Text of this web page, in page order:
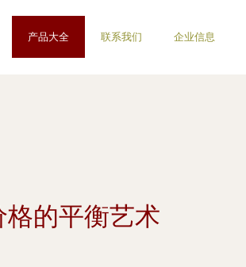
产品大全 联系我们 企业信息
的平衡艺术